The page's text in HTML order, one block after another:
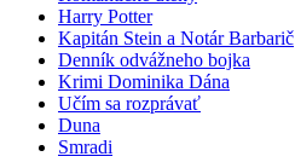
Harry Potter
Kapitán Stein a Notár Barbarič
Denník odvážneho bojka
Krimi Dominika Dána
Učím sa rozprávať
Duna
Smradi